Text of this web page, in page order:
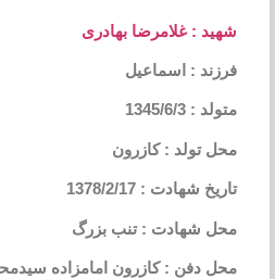
شهید : غلامرضا بهادری
فرزند : اسماعیل
متولد : 1345/6/3
محل تولد : کازرون
تاریخ شهادت : 1378/2/17
محل شهادت : تنب بزرگ
محل دفن : کازرون امامزاده